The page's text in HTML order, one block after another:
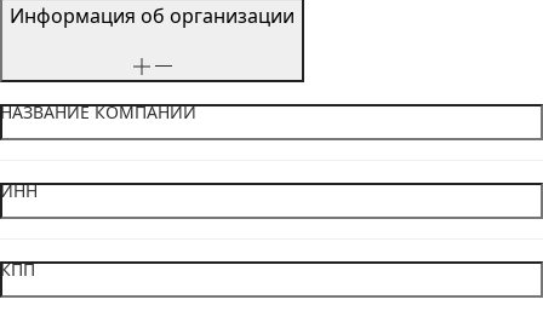
Информация об организации
НАЗВАНИЕ КОМПАНИИ
ИНН
КПП